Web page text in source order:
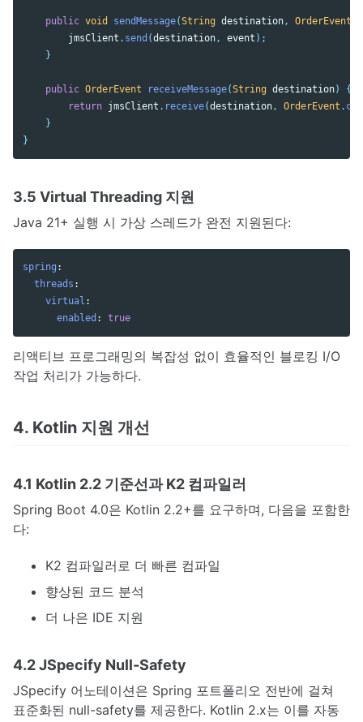
public void sendMessage(String destination, OrderEvent
jmsClient . send (destination, event );
}
public OrderEvent receiveMessage(String destination)
{
return jmsClient . receive(destination, OrderEvent .
}
}
3.5 Virtual Threading 지원
Java 21+ 실행 시 가상 스레드가 완전 지원된다:
spring :
threads :
virtual :
enabled : true
리액티브 프로그래밍의 복잡성 없이 효율적인 블로킹 I/O
작업 처리가 가능하다.
4. Kotlin 지원 개선
4.1 Kotlin 2.2 기준선과 K2 컴파일러
Spring Boot 4.0은 Kotlin 2.2+를 요구하며, 다음을 포함한
다:
K2 컴파일러로 더 빠른 컴파일
향상된 코드 분석
더 나은 IDE 지원
4.2 JSpecify Null-Safety
JSpecify 어노테이션은 Spring 포트폴리오 전반에 걸쳐
표준화된 null-safety를 제공한다. Kotlin 2.x는 이를 자동